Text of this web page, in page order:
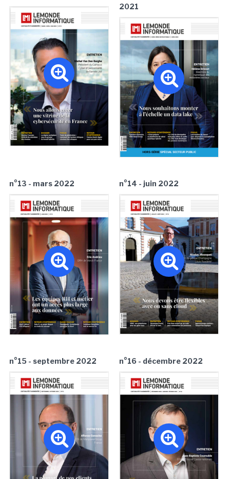
2021
n°13 - mars 2022 n°14 - juin 2022
n°15 - septembre 2022 n°16 - décembre 2022